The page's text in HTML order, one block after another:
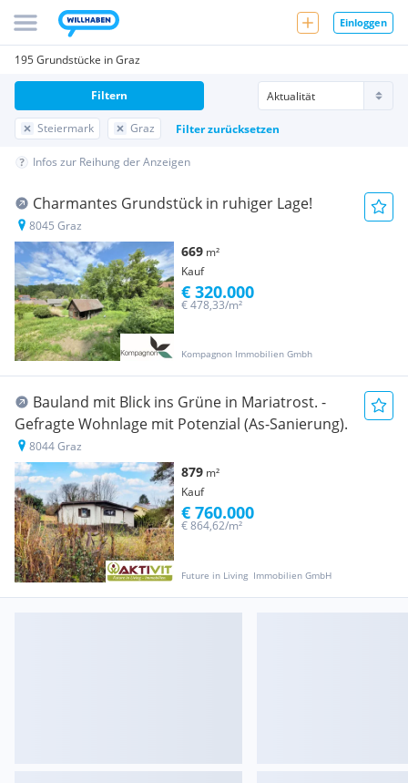
Einloggen
195 Grundstücke in Graz
Steiermark Graz Filter zurücksetzen
Filtern
Infos zur Reihung der Anzeigen
Charmantes Grundstück in ruhiger Lage!
8045 Graz
669 m²
Kauf
Kompagnon Immobilien Gmbh
€ 478,33/m²
€ 320.000
Bauland mit Blick ins Grüne in Mariatrost. -
Gefragte Wohnlage mit Potenzial (As-Sanierung).
8044 Graz
879 m²
Kauf
Future in Living  Immobilien GmbH
€ 864,62/m²
€ 760.000